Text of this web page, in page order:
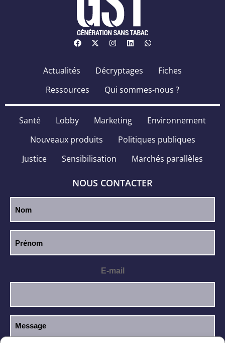
Actualités Décryptages
Fiches
Ressources
Qui sommes-nous ?
Santé Lobby Marketing
Environnement
Nouveaux produits
Politiques publiques
Justice
Sensibilisation Marchés parallèles
NOUS CONTACTER
E-mail